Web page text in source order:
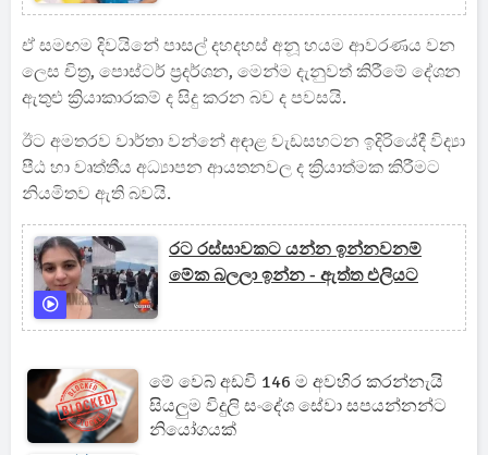
ඒ සමඟම දිවයිනේ පාසල් දහදහස් අනූ හයම ආවරණය වන
ලෙස චිත්‍ර, පොස්ටර් ප්‍රදර්ශන, මෙන්ම දැනුවත් කිරීමේ දේශන
ඇතුළු ක්‍රියාකාරකම් ද සිදු කරන බව ද පවසයි.
ඊට අමතරව වාර්තා වන්නේ අඳාළ වැඩසහටන ඉදිරියේදී විද්‍යා
පීඨ හා වෘත්තීය අධ්‍යාපන ආයතනවල ද ක්‍රියාත්මක කිරීමට
නියමිතව ඇති බවයි.
රට රස්සාවකට යන්න ඉන්නවනම්
මේක බලලා ඉන්න - ඇත්ත එලියට
මේ වෙබ් අඩවි 146 ම අවහිර කරන්නැයි
සියලුම විදුලි සංදේශ සේවා සපයන්නන්ට
නියෝගයක්